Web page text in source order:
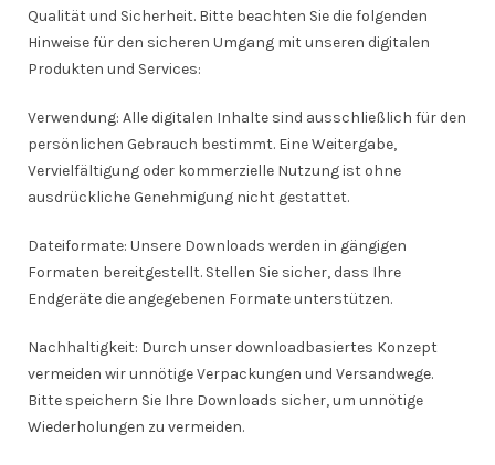
Qualität und Sicherheit. Bitte beachten Sie die folgenden
Hinweise für den sicheren Umgang mit unseren digitalen
Produkten und Services:
Verwendung: Alle digitalen Inhalte sind ausschließlich für den
persönlichen Gebrauch bestimmt. Eine Weitergabe,
Vervielfältigung oder kommerzielle Nutzung ist ohne
ausdrückliche Genehmigung nicht gestattet.
Dateiformate: Unsere Downloads werden in gängigen
Formaten bereitgestellt. Stellen Sie sicher, dass Ihre
Endgeräte die angegebenen Formate unterstützen.
Nachhaltigkeit: Durch unser downloadbasiertes Konzept
vermeiden wir unnötige Verpackungen und Versandwege.
Bitte speichern Sie Ihre Downloads sicher, um unnötige
Wiederholungen zu vermeiden.